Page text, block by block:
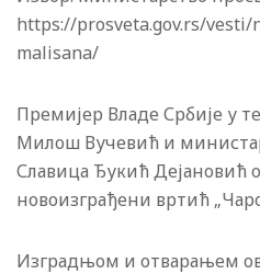
https://prosveta.gov.rs/vesti/
malisana/
Премијер Владе Србије у
Милош Вучевић и
Славица Ђукић Дејановић
новоизграђени вртић
Изградњом и отварањем